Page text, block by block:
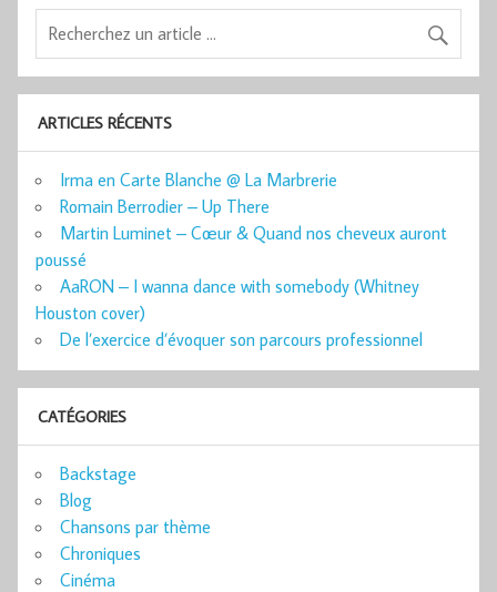
ARTICLES RÉCENTS
Irma en Carte Blanche @ La Marbrerie
Romain Berrodier – Up There
Martin Luminet – Cœur & Quand nos cheveux auront
poussé
AaRON – I wanna dance with somebody (Whitney
Houston cover)
De l’exercice d’évoquer son parcours professionnel
CATÉGORIES
Backstage
Blog
Chansons par thème
Chroniques
Cinéma